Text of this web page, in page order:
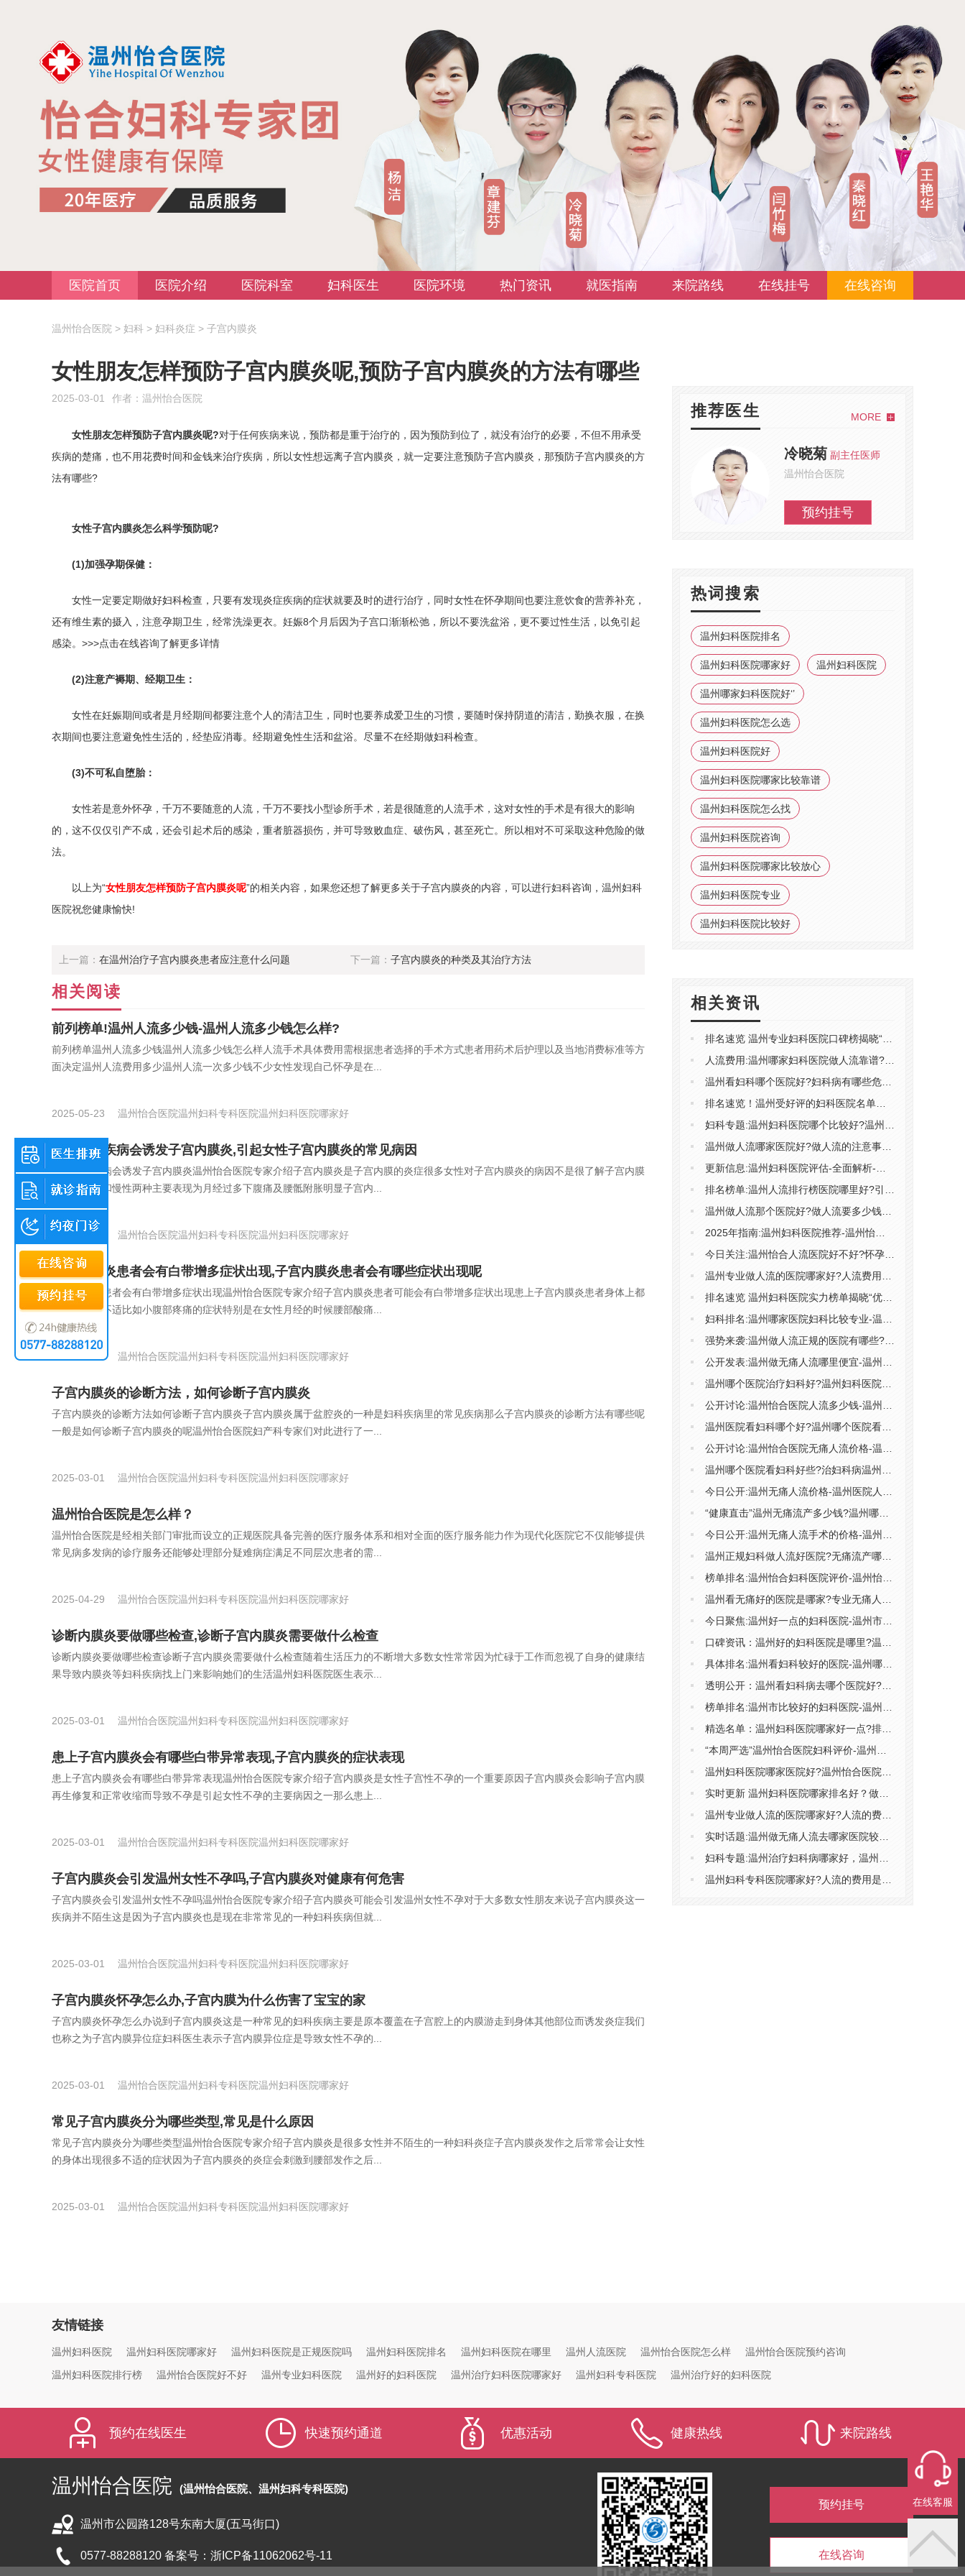
医院首页 医院介绍 医院科室 妇科医生 医院环境 热门资讯 就医指南 来院路线 在线挂号 在线咨询
温州怡合医院 > 妇科 > 妇科炎症 > 子宫内膜炎
女性朋友怎样预防子宫内膜炎呢,预防子宫内膜炎的方法有哪些
2025-03-01 作者：温州怡合医院
女性朋友怎样预防子宫内膜炎呢?对于任何疾病来说，预防都是重于治疗的，因为预防到位了，就没有治疗的必要，不但不用承受
疾病的楚痛，也不用花费时间和金钱来治疗疾病，所以女性想远离子宫内膜炎，就一定要注意预防子宫内膜炎，那预防子宫内膜炎的方
法有哪些?
女性子宫内膜炎怎么科学预防呢?
(1)加强孕期保健：
女性一定要定期做好妇科检查，只要有发现炎症疾病的症状就要及时的进行治疗，同时女性在怀孕期间也要注意饮食的营养补充，
还有维生素的摄入，注意孕期卫生，经常洗澡更衣。妊娠8个月后因为子宫口渐渐松弛，所以不要洗盆浴，更不要过性生活，以免引起
感染。>>>点击在线咨询了解更多详情
(2)注意产褥期、经期卫生：
女性在妊娠期间或者是月经期间都要注意个人的清洁卫生，同时也要养成爱卫生的习惯，要随时保持阴道的清洁，勤换衣服，在换
衣期间也要注意避免性生活的，经垫应消毒。经期避免性生活和盆浴。尽量不在经期做妇科检查。
(3)不可私自堕胎：
女性若是意外怀孕，千万不要随意的人流，千万不要找小型诊所手术，若是很随意的人流手术，这对女性的手术是有很大的影响
的，这不仅仅引产不成，还会引起术后的感染，重者脏器损伤，并可导致败血症、破伤风，甚至死亡。所以相对不可采取这种危险的做
法。
以上为“女性朋友怎样预防子宫内膜炎呢”的相关内容，如果您还想了解更多关于子宫内膜炎的内容，可以进行妇科咨询，温州妇科
医院祝您健康愉快!
上一篇： 在温州治疗子宫内膜炎患者应注意什么问题 下一篇：子宫内膜炎的种类及其治疗方法
相关阅读
前列榜单!温州人流多少钱-温州人流多少钱怎么样?
前列榜单温州人流多少钱温州人流多少钱怎么样人流手术具体费用需根据患者选择的手术方式患者用药术后护理以及当地消费标准等方
面决定温州人流费用多少温州人流一次多少钱不少女性发现自己怀孕是在...
2025-05-23 温州怡合医院温州妇科专科医院温州妇科医院哪家好
都有哪些疾病会诱发子宫内膜炎,引起女性子宫内膜炎的常见病因
都有哪些疾病会诱发子宫内膜炎温州怡合医院专家介绍子宫内膜炎是子宫内膜的炎症很多女性对子宫内膜炎的病因不是很了解子宫内膜
炎分为急性和慢性两种主要表现为月经过多下腹痛及腰骶附胀明显子宫内...
2025-03-01 温州怡合医院温州妇科专科医院温州妇科医院哪家好
子宫内膜炎患者会有白带增多症状出现,子宫内膜炎患者会有哪些症状出现呢
子宫内膜炎患者会有白带增多症状出现温州怡合医院专家介绍子宫内膜炎患者可能会有白带增多症状出现患上子宫内膜炎患者身体上都
会出现一些不适比如小腹部疼痛的症状特别是在女性月经的时候腰部酸痛...
2025-03-01 温州怡合医院温州妇科专科医院温州妇科医院哪家好
子宫内膜炎的诊断方法，如何诊断子宫内膜炎
子宫内膜炎的诊断方法如何诊断子宫内膜炎子宫内膜炎属于盆腔炎的一种是妇科疾病里的常见疾病那么子宫内膜炎的诊断方法有哪些呢
一般是如何诊断子宫内膜炎的呢温州怡合医院妇产科专家们对此进行了一...
2025-03-01 温州怡合医院温州妇科专科医院温州妇科医院哪家好
温州怡合医院是怎么样？
温州怡合医院是经相关部门审批而设立的正规医院具备完善的医疗服务体系和相对全面的医疗服务能力作为现代化医院它不仅能够提供
常见病多发病的诊疗服务还能够处理部分疑难病症满足不同层次患者的需...
2025-04-29 温州怡合医院温州妇科专科医院温州妇科医院哪家好
诊断内膜炎要做哪些检查,诊断子宫内膜炎需要做什么检查
诊断内膜炎要做哪些检查诊断子宫内膜炎需要做什么检查随着生活压力的不断增大多数女性常常因为忙碌于工作而忽视了自身的健康结
果导致内膜炎等妇科疾病找上门来影响她们的生活温州妇科医院医生表示...
2025-03-01 温州怡合医院温州妇科专科医院温州妇科医院哪家好
患上子宫内膜炎会有哪些白带异常表现,子宫内膜炎的症状表现
患上子宫内膜炎会有哪些白带异常表现温州怡合医院专家介绍子宫内膜炎是女性子宫性不孕的一个重要原因子宫内膜炎会影响子宫内膜
再生修复和正常收缩而导致不孕是引起女性不孕的主要病因之一那么患上...
2025-03-01 温州怡合医院温州妇科专科医院温州妇科医院哪家好
子宫内膜炎会引发温州女性不孕吗,子宫内膜炎对健康有何危害
子宫内膜炎会引发温州女性不孕吗温州怡合医院专家介绍子宫内膜炎可能会引发温州女性不孕对于大多数女性朋友来说子宫内膜炎这一
疾病并不陌生这是因为子宫内膜炎也是现在非常常见的一种妇科疾病但就...
2025-03-01 温州怡合医院温州妇科专科医院温州妇科医院哪家好
子宫内膜炎怀孕怎么办,子宫内膜为什么伤害了宝宝的家
子宫内膜炎怀孕怎么办说到子宫内膜炎这是一种常见的妇科疾病主要是原本覆盖在子宫腔上的内膜游走到身体其他部位而诱发炎症我们
也称之为子宫内膜异位症妇科医生表示子宫内膜异位症是导致女性不孕的...
2025-03-01 温州怡合医院温州妇科专科医院温州妇科医院哪家好
常见子宫内膜炎分为哪些类型,常见是什么原因
常见子宫内膜炎分为哪些类型温州怡合医院专家介绍子宫内膜炎是很多女性并不陌生的一种妇科炎症子宫内膜炎发作之后常常会让女性
的身体出现很多不适的症状因为子宫内膜炎的炎症会刺激到腰部发作之后...
2025-03-01 温州怡合医院温州妇科专科医院温州妇科医院哪家好
推荐医生 MORE
冷晓菊 副主任医师
温州怡合医院
预约挂号
热词搜索
温州妇科医院排名
温州妇科医院哪家好 温州妇科医院
温州哪家妇科医院好‘’
温州妇科医院怎么选
温州妇科医院好
温州妇科医院哪家比较靠谱
温州妇科医院怎么找
温州妇科医院咨询
温州妇科医院哪家比较放心
温州妇科医院专业
温州妇科医院比较好
相关资讯
排名速览 温州专业妇科医院口碑榜揭晓“TOP精选”温州妇科医院
人流费用:温州哪家妇科医院做人流靠谱?温州人工流产费用多少?
温州看妇科哪个医院好?妇科病有哪些危害?温州怡合医院怎么样呢?
排名速览！温州受好评的妇科医院名单揭晓――温州妇科医院哪家好
妇科专题:温州妇科医院哪个比较好?温州去哪家医院做妇科检查好?
温州做人流哪家医院好?做人流的注意事项有哪些?温州怡合医院收费高吗?
更新信息:温州妇科医院评估-全面解析-温州治疗妇科疾病医院推荐
排名榜单:温州人流排行榜医院哪里好?引产大概要花多少钱?
温州做人流那个医院好?做人流要多少钱?温州蕴育医是私立医院吗?
2025年指南:温州妇科医院推荐-温州怡合医院综合评价-温州妇科诊疗机构排名公开
今日关注:温州怡合人流医院好不好?怀孕一个月怎么流产?
温州专业做人流的医院哪家好?人流费用包含哪些?温州温州怡合医院怎么样?
排名速览 温州妇科医院实力榜单揭晓“优选妇科医院”温州怡合医院
妇科排名:温州哪家医院妇科比较专业-温州哪家妇科治疗比较好?
强势来袭:温州做人流正规的医院有哪些?温州市医院哪里做人流可靠
公开发表:温州做无痛人流哪里便宜-温州做人流手术需要多少费用
温州哪个医院治疗妇科好?温州妇科医院去哪里好?
公开讨论:温州怡合医院人流多少钱-温州怡合医院价格怎么样
温州医院看妇科哪个好?温州哪个医院看妇科好点?
公开讨论:温州怡合医院无痛人流价格-温州怡合医院收费高吗
温州哪个医院看妇科好些?治妇科病温州哪儿医院好?
今日公开:温州无痛人流价格-温州医院人流的话多少钱
“健康直击”温州无痛流产多少钱?温州哪做人流?
今日公开:温州无痛人流手术的价格-温州人流手术价格多少钱
温州正规妇科做人流好医院?无痛流产哪家医院做得好?
榜单排名:温州怡合妇科医院评价-温州怡合妇科医院可靠吗
温州看无痛好的医院是哪家?专业无痛人流医院怎么选?
今日聚焦:温州好一点的妇科医院-温州市哪个医院看妇科较好
口碑资讯：温州好的妇科医院是哪里?温州比较好的妇科医院?
具体排名:温州看妇科较好的医院-温州哪家妇科医院比较好
透明公开：温州看妇科病去哪个医院好?温州妇科医院排名公布?
榜单排名:温州市比较好的妇科医院-温州哪家医院妇科好
精选名单：温州妇科医院哪家好一点?排名细节温州妇科医院哪个好?
“本周严选”温州怡合医院妇科评价-温州怡合妇科医院好不好
温州妇科医院哪家医院好?温州怡合医院靠谱吗?
实时更新 温州妇科医院哪家排名好？做人流需要家属签字吗？
温州专业做人流的医院哪家好?人流的费用包含哪些?
实时话题:温州做无痛人流去哪家医院较好?温州哪家人流医院靠谱?
妇科专题:温州治疗妇科病哪家好，温州正规医院治妇科炎症要多少钱?
温州妇科专科医院哪家好?人流的费用是多少钱?
友情链接
温州妇科医院 温州妇科医院哪家好 温州妇科医院是正规医院吗 温州妇科医院排名 温州妇科医院在哪里 温州人流医院 温州怡合医院怎么样
温州怡合医院预约咨询
温州妇科医院排行榜
温州怡合医院好不好 温州专业妇科医院 温州好的妇科医院 温州治疗妇科医院哪家好 温州妇科专科医院 温州治疗好的妇科医院
预约在线医生 快速预约通道 优惠活动 健康热线 来院路线
预约挂号
在线咨询
温州怡合医院 (温州怡合医院、温州妇科专科医院)
温州市公园路128号东南大厦(五马街口)
0577-88288120 备案号： 浙ICP备11062062号-11
在线客服